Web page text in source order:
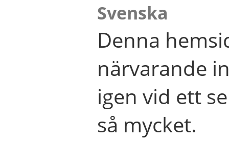
Svenska
Denna
närvarande
igen vid ett
så mycket.